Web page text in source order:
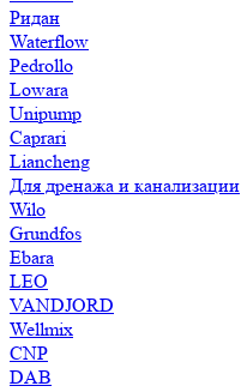
Ридан
Waterflow
Pedrollo
Lowara
Unipump
Caprari
Liancheng
Для дренажа и канализации
Wilo
Grundfos
Ebara
LEO
VANDJORD
Wellmix
CNP
DAB